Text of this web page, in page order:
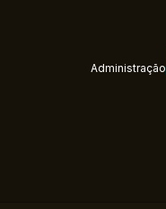
Administração